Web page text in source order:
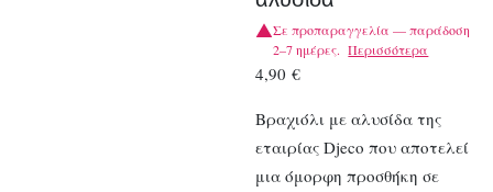
Σε προπαραγγελία — παράδοση
2–7 ημέρες. Περισσότερα
4,90€
Βραχιόλι με αλυσίδα της
εταιρίας Djeco που αποτελεί
μια όμορφη προσθήκη σε